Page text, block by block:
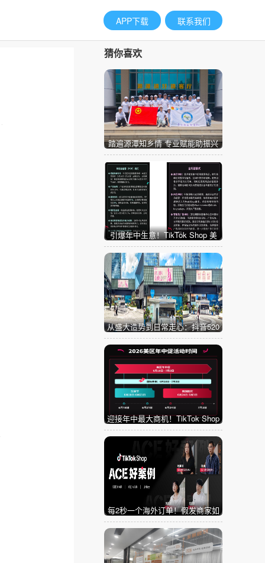
APP下载 联系我们
猜你喜欢
踏遍源潭知乡情 专业赋能助振兴
引爆年中生意！TikTok Shop 美
区年中促首周迎开门红
从盛大造势到日常走心：抖音520
解锁浪漫新范式
迎接年中最大商机！TikTok Shop
美区年中促重磅“开赛”
每2秒一个海外订单！假发商家如
何在TikTok Shop引爆品牌新增长